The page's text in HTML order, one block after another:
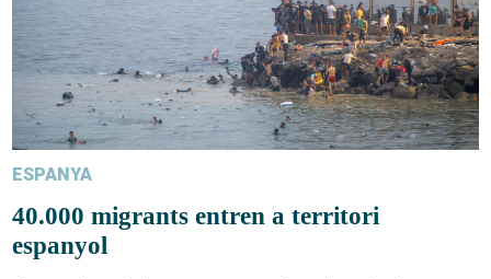
ESPANYA
40.000 migrants entren a territori
espanyol